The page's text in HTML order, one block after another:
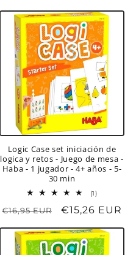
oferta
Logic Case set iniciación de
logica y retos - Juego de mesa -
Haba - 1 jugador - 4+ años - 5-
30 min
(1)1
totales
Precio
€16,95 EUR
Precio
oferta
€15,26 EUR